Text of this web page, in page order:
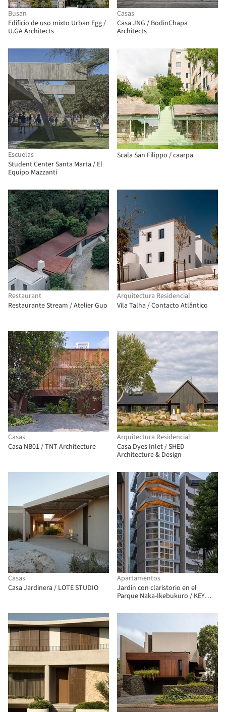
Busan
Edificio de uso mixto Urban Egg /
U.GA Architects
Casas
Casa JNG / BodinChapa
Architects
Escuelas
Student Center Santa Marta / El
Equipo Mazzanti
Scala San Filippo / caarpa
Restaurant
Restaurante Stream / Atelier Guo
Arquitectura Residencial
Vila Talha / Contacto Atlântico
Casas
Casa NB01 / TNT Architecture
Arquitectura Residencial
Casa Dyes Inlet / SHED
Architecture & Design
Casas
Casa Jardinera / LOTE STUDIO
Apartamentos
Jardín con claristorio en el
Parque Naka-Ikebukuro / KEY